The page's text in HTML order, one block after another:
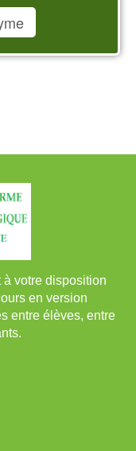
votre disposition
en version
entre élèves, entre